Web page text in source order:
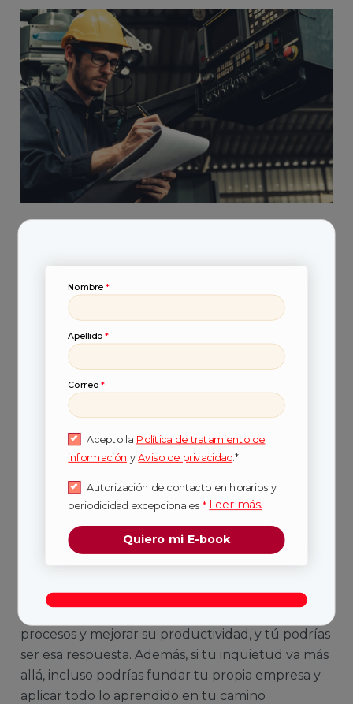
¿Por qué elegir
estudiar Ingeniería
Industrial?
Si necesitasrazones para elegir estudiar
Ingeniería Industrial, aquí te las damos:
Perspectivas laborales y
empresariales
mundo de posibilidades laborales. Las empresas
procesos y mejorar su productividad, y tú podrías
ser esa respuesta. Además, si tu inquietud va más
allá, incluso podrías fundar tu propia empresa y
aplicar todo lo aprendido en tu camino
Nombre *
Apellido *
Correo *
Acepto la Política de tratamiento de
información yAviso de privacidad.*
Autorización de contacto en horarios y
periodicidad excepcionales * Leer más.
Quiero mi E-book